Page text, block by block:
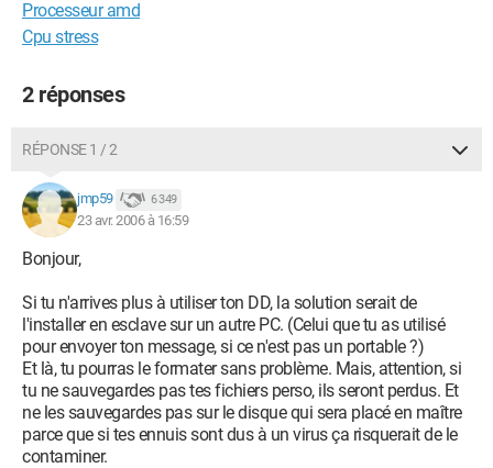
Processeur amd
Cpu stress
2 réponses
RÉPONSE 1 / 2
jmp59 6 349
23 avr. 2006 à 16:59
Bonjour,
Si tu n'arrives plus à utiliser ton DD, la solution serait de
l'installer en esclave sur un autre PC. (Celui que tu as utilisé
pour envoyer ton message, si ce n'est pas un portable ?)
Et là, tu pourras le formater sans problème. Mais, attention, si
tu ne sauvegardes pas tes fichiers perso, ils seront perdus. Et
ne les sauvegardes pas sur le disque qui sera placé en maître
parce que si tes ennuis sont dus à un virus ça risquerait de le
contaminer.